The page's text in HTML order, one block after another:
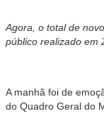
Agora, o total de
público realizado em
A manhã foi de
do Quadro Geral do